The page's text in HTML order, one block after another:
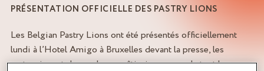
PRÉSENTATION OFFICIELLE DES PASTRY LIONS
Les Belgian Pastry Lions ont été présentés officiellement
lundi à l’Hotel Amigo à Bruxelles devant la presse, les
partenaires et de nombreux pâtissiers venus de tout le pays.